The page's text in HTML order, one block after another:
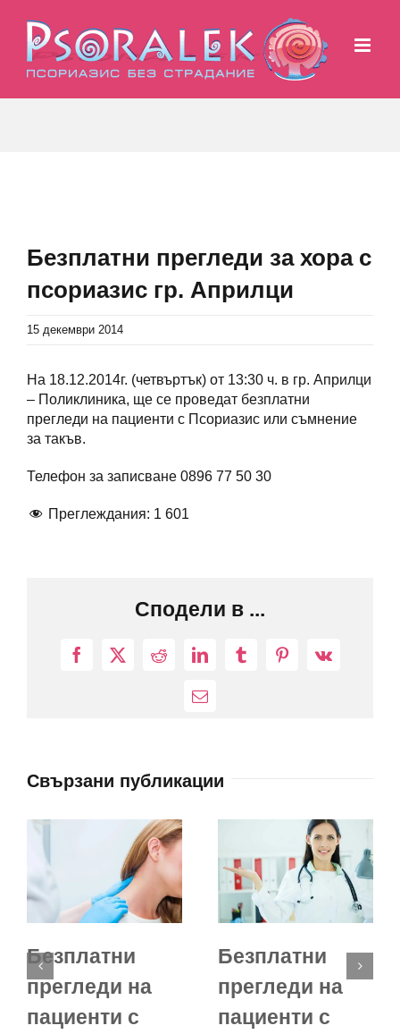
content
Image
Безплатни прегледи за хора с
псориазис гр. Априлци
15 декември 2014
На 18.12.2014г. (четвъртък) от 13:30 ч. в гр. Априлци
– Поликлиника, ще се проведат безплатни
прегледи на пациенти с Псориазис или съмнение
за такъв.
Телефон за записване 0896 77 50 30
Преглеждания: 1 601
Сподели в ...
Facebook
X RedditLinkedInTumblrPinterest
Vk
Електронна
Свързани публикации
Безплатни
прегледи на
пациенти с
Безплатни
прегледи на
пациенти с